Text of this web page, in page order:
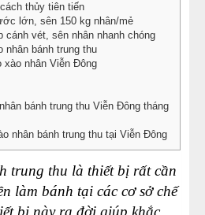
nghiệp 300L
Lít
chân đứng DS 520B
L 620
bánh trung thu DQ1
thủy tiên tiến
lớn, sên 150 kg nhân/mẻ
vét, sên nhân nhanh chóng
nhân bánh trung thu
xào nhân Viễn Đông
bánh trung thu Viễn Đông tháng
nhân bánh trung thu tại Viễn Đông
trung thu là thiết bị rất cần
làm bánh tại các cơ sở chế